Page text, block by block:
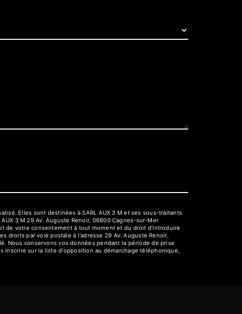
Elles sont destinées à SARL AUX 3 M et ses sous-traitants
3 M 29 Av. Auguste Renoir, 06800 Cagnes-sur-Mer
de votre consentement à tout moment et du droit d’introduire
droits par voie postale à l'adresse 29 Av. Auguste Renoir,
Nous conservons vos données pendant la période de prise
inscrire sur la liste d'opposition au démarchage téléphonique,